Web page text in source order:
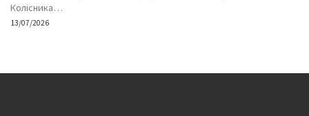
Колісника…
13/07/2026